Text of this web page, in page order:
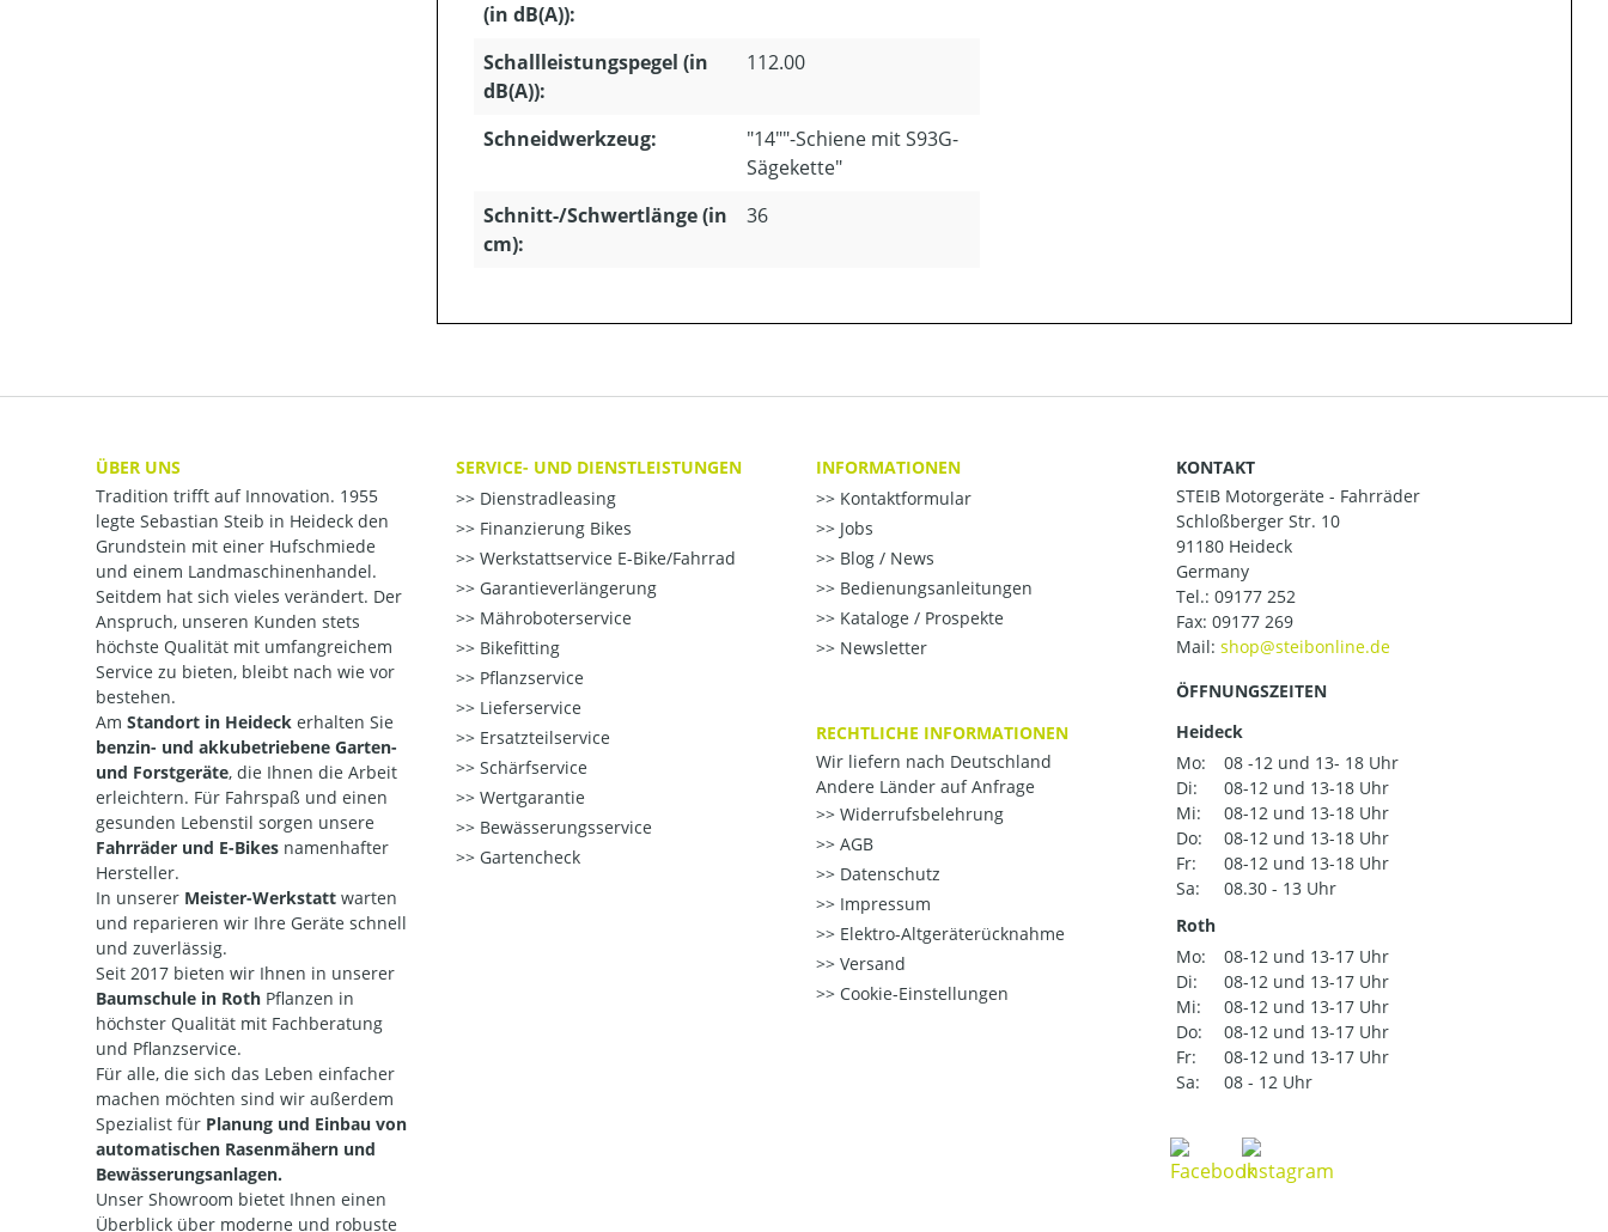
(in dB(A)):
Schallleistungspegel (in
dB(A)):
112.00
Schneidwerkzeug:
"14""-Schiene mit S93G-
Sägekette"
Schnitt-/Schwertlänge (in
cm):
36
ÜBER UNS
Tradition trifft auf Innovation. 1955
legte Sebastian Steib in Heideck den
Grundstein mit einer Hufschmiede
und einem Landmaschinenhandel.
Seitdem hat sich vieles verändert. Der
Anspruch, unseren Kunden stets
höchste Qualität mit umfangreichem
Service zu bieten, bleibt nach wie vor
bestehen.
Am Standort in Heideck erhalten Sie
benzin- und akkubetriebene Garten-
und Forstgeräte, die Ihnen die Arbeit
erleichtern. Für Fahrspaß und einen
gesunden Lebenstil sorgen unsere
Fahrräder und E-Bikes namenhafter
Hersteller.
In unserer Meister-Werkstatt warten
und reparieren wir Ihre Geräte schnell
und zuverlässig.
Seit 2017 bieten wir Ihnen in unserer
Baumschule in Roth Pflanzen in
höchster Qualität mit Fachberatung
und Pflanzservice.
Für alle, die sich das Leben einfacher
machen möchten sind wir außerdem
Spezialist für Planung und Einbau von
automatischen Rasenmähern und
Bewässerungsanlagen.
Unser Showroom bietet Ihnen einen
Überblick über moderne und robuste
SERVICE- UND DIENSTLEISTUNGEN
Dienstradleasing
Finanzierung Bikes
Werkstattservice E-Bike/Fahrrad
Garantieverlängerung
Mähroboterservice
Bikefitting
Pflanzservice
Lieferservice
Ersatzteilservice
Schärfservice
Wertgarantie
Bewässerungsservice
Gartencheck
INFORMATIONEN
Kontaktformular
Jobs
Blog / News
Bedienungsanleitungen
Kataloge / Prospekte
Newsletter
RECHTLICHE INFORMATIONEN
Wir liefern nach Deutschland
Andere Länder auf Anfrage
Widerrufsbelehrung
AGB
Datenschutz
Impressum
Elektro-Altgeräterücknahme
Versand
Cookie-Einstellungen
KONTAKT
STEIB Motorgeräte - Fahrräder
Schloßberger Str. 10
91180 Heideck
Germany
Tel.: 09177 252
Fax: 09177 269
Mail:
ÖFFNUNGSZEITEN
Heideck
Mo:
08 -12 und 13- 18 Uhr
Di:
08-12 und 13-18 Uhr
Mi:
08-12 und 13-18 Uhr
Do:
08-12 und 13-18 Uhr
Fr:
08-12 und 13-18 Uhr
Sa:
08.30 - 13 Uhr
Roth
Mo:
08-12 und 13-17 Uhr
Di:
08-12 und 13-17 Uhr
Mi:
08-12 und 13-17 Uhr
Do:
08-12 und 13-17 Uhr
Fr:
08-12 und 13-17 Uhr
Sa:
08 - 12 Uhr